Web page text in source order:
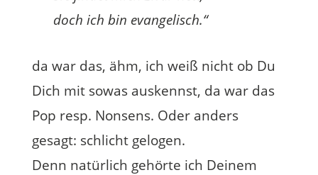
doch ich bin evangelisch.“
da war das, ähm, ich weiß nicht ob Du
Dich mit sowas auskennst, da war das
Pop resp. Nonsens. Oder anders
gesagt: schlicht gelogen.
Denn natürlich gehörte ich Deinem